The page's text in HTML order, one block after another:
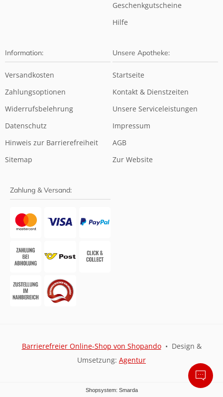
Geschenkgutscheine
Hilfe
Information:
Versandkosten
Zahlungsoptionen
Widerrufsbelehrung
Datenschutz
Hinweis zur Barrierefreiheit
Sitemap
Unsere Apotheke:
Startseite
Kontakt & Dienstzeiten
Unsere Serviceleistungen
Impressum
AGB
Zur Website
Zahlung & Versand:
Barrierefreier Online-Shop von Shopando• Design &
Umsetzung: Agentur
Shopsystem: Smarda